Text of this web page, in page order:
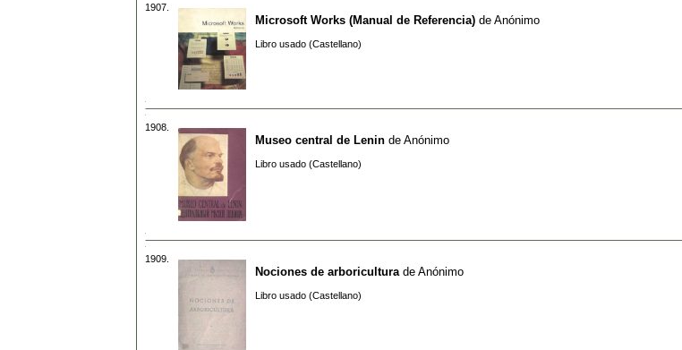
1907.
Microsoft Works (Manual de Referencia) de Anónimo
Libro usado (Castellano)
1908.
Museo central de Lenin de Anónimo
Libro usado (Castellano)
1909.
Nociones de arboricultura de Anónimo
Libro usado (Castellano)